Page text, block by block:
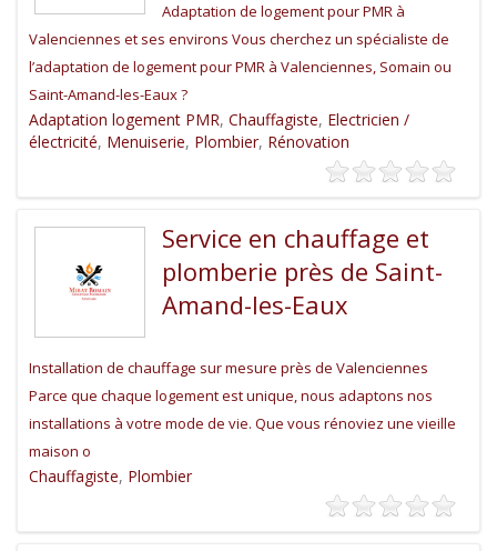
Adaptation de logement pour PMR à
Valenciennes et ses environs Vous cherchez un spécialiste de
l’adaptation de logement pour PMR à Valenciennes, Somain ou
Saint-Amand-les-Eaux ?
Adaptation logement PMR, Chauffagiste, Electricien /
électricité, Menuiserie, Plombier, Rénovation
Service en chauffage et
plomberie près de Saint-
Amand-les-Eaux
Installation de chauffage sur mesure près de Valenciennes
Parce que chaque logement est unique, nous adaptons nos
installations à votre mode de vie. Que vous rénoviez une vieille
maison o
Chauffagiste, Plombier